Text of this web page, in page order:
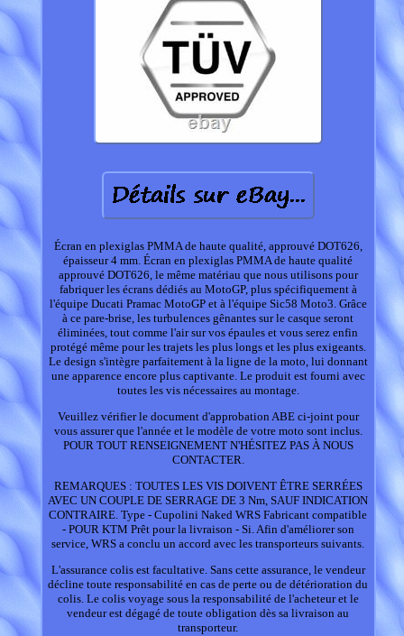
Écran en plexiglas PMMA de haute qualité, approuvé DOT626,
épaisseur 4 mm. Écran en plexiglas PMMA de haute qualité
approuvé DOT626, le même matériau que nous utilisons pour
fabriquer les écrans dédiés au MotoGP, plus spécifiquement à
l'équipe Ducati Pramac MotoGP et à l'équipe Sic58 Moto3. Grâce
à ce pare-brise, les turbulences gênantes sur le casque seront
éliminées, tout comme l'air sur vos épaules et vous serez enfin
protégé même pour les trajets les plus longs et les plus exigeants.
Le design s'intègre parfaitement à la ligne de la moto, lui donnant
une apparence encore plus captivante. Le produit est fourni avec
toutes les vis nécessaires au montage.
Veuillez vérifier le document d'approbation ABE ci-joint pour
vous assurer que l'année et le modèle de votre moto sont inclus.
POUR TOUT RENSEIGNEMENT N'HÉSITEZ PAS À NOUS
CONTACTER.
REMARQUES : TOUTES LES VIS DOIVENT ÊTRE SERRÉES
AVEC UN COUPLE DE SERRAGE DE 3 Nm, SAUF INDICATION
CONTRAIRE. Type - Cupolini Naked WRS Fabricant compatible
- POUR KTM Prêt pour la livraison - Si. Afin d'améliorer son
service, WRS a conclu un accord avec les transporteurs suivants.
L'assurance colis est facultative. Sans cette assurance, le vendeur
décline toute responsabilité en cas de perte ou de détérioration du
colis. Le colis voyage sous la responsabilité de l'acheteur et le
vendeur est dégagé de toute obligation dès sa livraison au
transporteur.